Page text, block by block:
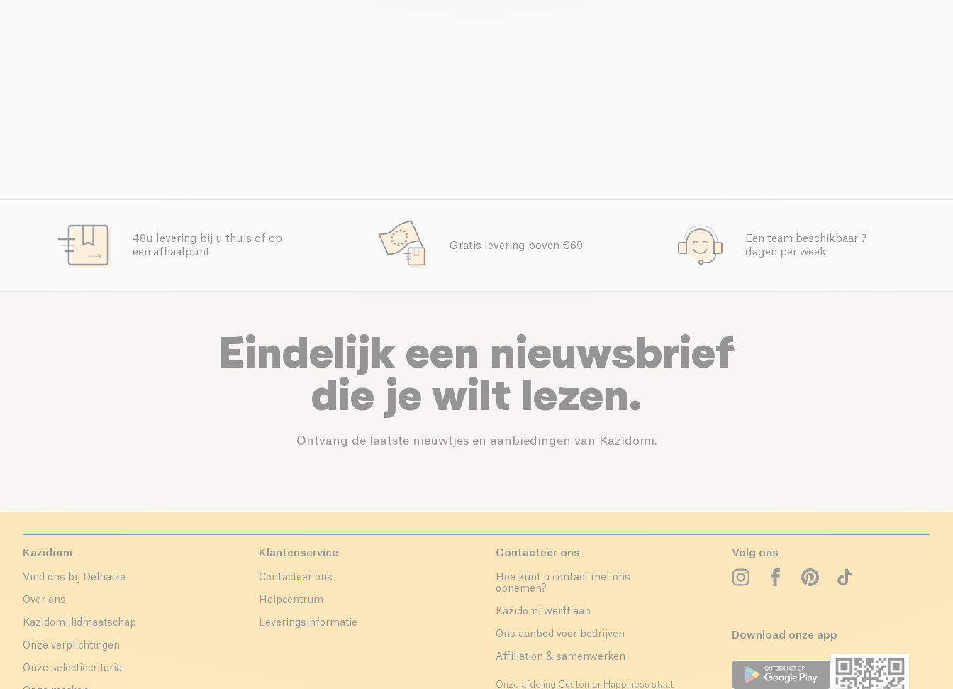
48u levering bij u thuis of op
een afhaalpunt
Gratis levering boven €69
Een team beschikbaar 7
dagen per week
Eindelijk een nieuwsbrief
die je wilt lezen.
Ontvang de laatste nieuwtjes en aanbiedingen van Kazidomi.
Kazidomi
Vind ons bij Delhaize
Over ons
Kazidomi lidmaatschap
Onze verplichtingen
Onze selectiecriteria
Klantenservice
Contacteer ons
Helpcentrum
Leveringsinformatie
Contacteer ons
Hoe kunt u contact met ons
opnemen?
Kazidomi werft aan
Ons aanbod voor bedrijven
Affiliation & samenwerken
Onze afdeling Customer Happiness staat
Volg ons
Download onze app